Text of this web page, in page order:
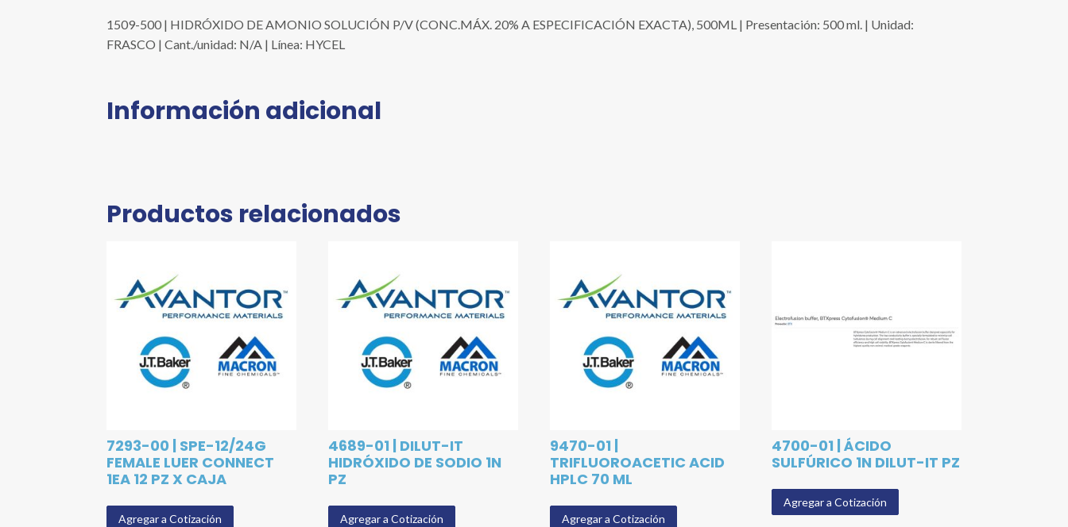
1509-500 | HIDRÓXIDO DE AMONIO SOLUCIÓN P/V (CONC.MÁX. 20% A ESPECIFICACIÓN EXACTA), 500ML | Presentación: 500 ml. | Unidad:
FRASCO | Cant./unidad: N/A | Línea: HYCEL
Información adicional
Productos relacionados
7293-00 | SPE-12/24G
FEMALE LUER CONNECT
1EA 12 PZ X CAJA
Agregar a Cotización
4689-01 | DILUT-IT
HIDRÓXIDO DE SODIO 1N
PZ
Agregar a Cotización
9470-01 |
TRIFLUOROACETIC ACID
HPLC 70 ML
Agregar a Cotización
4700-01 | ÁCIDO
SULFÚRICO 1N DILUT-IT PZ
Agregar a Cotización